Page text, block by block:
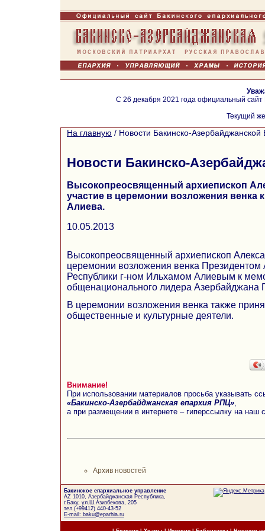
С 26 декабря 2021 года официальный
Текущий
На главную / Новости Бакинско-Азербайджанской
Новости Бакинско-
Высокопреосвященный архиепископ
участие в церемонии возложения венка
Алиева.
10.05.2013
Высокопреосвященный архиепископ
церемонии возложения венка Президентом
Республики г-ном Ильхамом Алиевым к
общенационального лидера Азербайджана
В церемонии возложения венка также
общественные и культурные деятели.
Внимание!
При использовании материалов просьба указывать
«Бакинско-Азербайджанская епархия РПЦ»
а при размещении в интернете – гиперссылку на наш
Архив новостей
Бакинское епархиальное управление
AZ 1010, Азербайджанская Республика,
г.Баку, ул.Ш.Азизбекова, 205
тел.(+99412) 440-43-52
E-mail: baku@eparhia.ru